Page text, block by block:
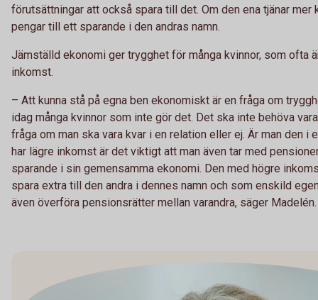
förutsättningar att också spara till det. Om den ena tjänar mer
pengar till ett sparande i den andras namn.
Jämställd ekonomi ger trygghet för många kvinnor, som ofta
inkomst.
– Att kunna stå på egna ben ekonomiskt är en fråga om
idag många kvinnor som inte gör det. Det ska inte behöva
fråga om man ska vara kvar i en relation eller ej. Är man den i
har lägre inkomst är det viktigt att man även tar med
sparande i sin gemensamma ekonomi. Den med högre
spara extra till den andra i dennes namn och som enskild
även överföra pensionsrätter mellan varandra, säger Madelén.